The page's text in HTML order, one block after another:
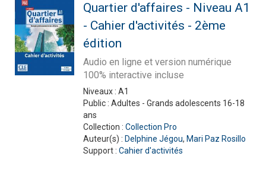
Quartier d'affaires - Niveau A1
- Cahier d'activités - 2ème
édition
Audio en ligne et version numérique
100% interactive incluse
Niveaux : A1
Public : Adultes - Grands adolescents 16-18
ans
Collection : Collection Pro
Auteur(s) : Delphine Jégou, Mari Paz Rosillo
Support : Cahier d'activités